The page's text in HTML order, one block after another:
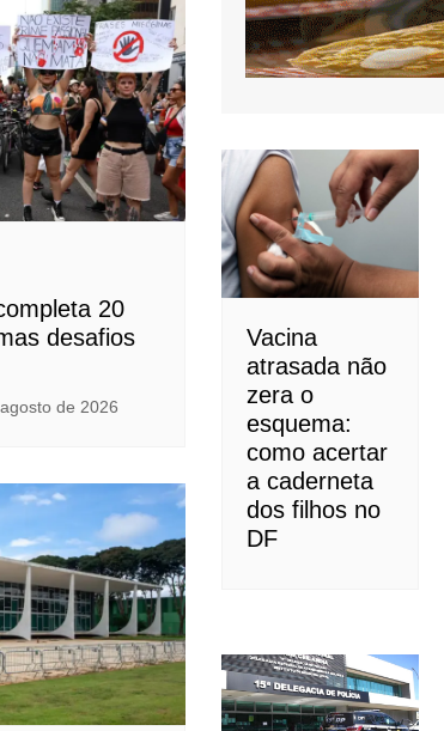
20
desafios
de 2026
Vacina
atrasada não
zera o
esquema:
como acertar
a caderneta
dos filhos no
DF